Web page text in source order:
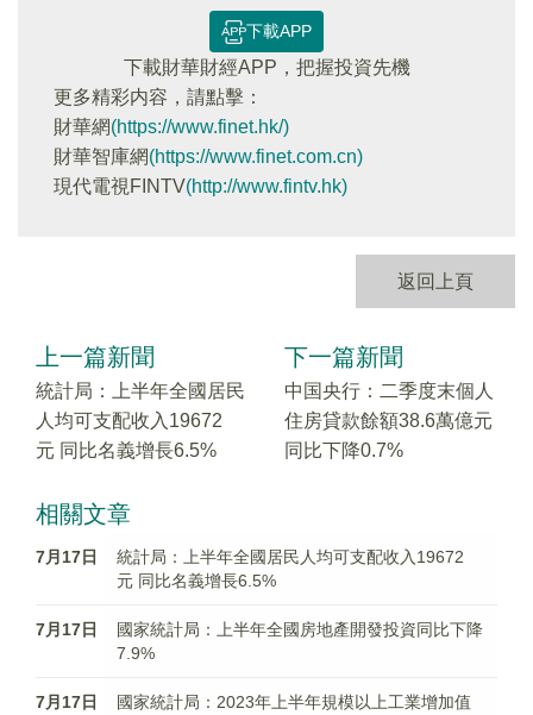
下載APP
下載財華財經APP，把握投資先機
更多精彩内容，請點擊：
財華網(https://www.finet.hk/)
財華智庫網(https://www.finet.com.cn)
現代電視FINTV(http://www.fintv.hk)
返回上頁
上一篇新聞
統計局：上半年全國居民
人均可支配收入19672
元 同比名義增長6.5%
下一篇新聞
中国央行：二季度末個人
住房貸款餘額38.6萬億元
同比下降0.7%
相關文章
7月17日
統計局：上半年全國居民人均可支配收入19672
元 同比名義增長6.5%
7月17日
國家統計局：上半年全國房地產開發投資同比下降
7.9%
7月17日
國家統計局：2023年上半年規模以上工業增加值